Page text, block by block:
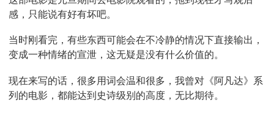
感，只能说有好有坏吧。
当时刚看完，有些东西可能会在不冷静的情况下直接输出，
变成一种情绪的宣泄，这无疑是没有什么价值的。
现在来写的话，很多用词会温和很多，我曾对《阿凡达》系
列的电影，都能达到史诗级别的高度，无比期待。